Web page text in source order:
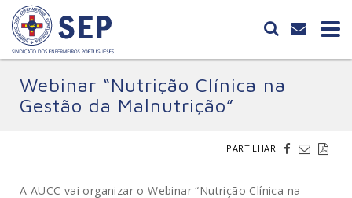
Webinar “Nutrição Clínica na
Gestão da Malnutrição”
PARTILHAR
A AUCC vai organizar o Webinar “Nutrição Clínica na